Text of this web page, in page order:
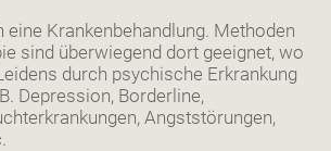
eine Krankenbehandlung. Methoden
sind überwiegend dort geeignet, wo
durch psychische Erkrankung
Depression, Borderline,
Angststörungen,